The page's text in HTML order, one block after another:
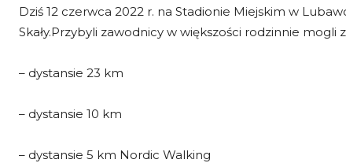
Dziś 12 czerwca 2022 r. na Stadionie Miejskim w
Skały.Przybyli zawodnicy w większości rodzinnie mogli
– dystansie 23 km
– dystansie 10 km
– dystansie 5 km Nordic Walking